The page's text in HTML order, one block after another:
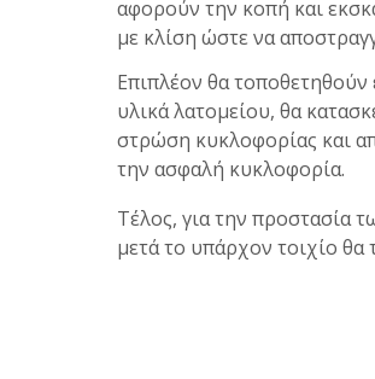
αφορούν την κοπή και
με κλίση ώστε να
Επιπλέον θα τοποθετηθούν
υλικά λατομείου, θα
στρώση κυκλοφορίας και
την ασφαλή κυκλοφορία.
Τέλος, για την προστασία
μετά το υπάρχον τοιχίο θα